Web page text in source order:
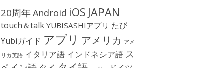
20周年Android iOS JAPAN
touch＆talk YUBISASHIアプリ たび
Yubiガイド アプリ アメリカ アメ
リカ英語 イタリア語 インドネシア語 ス